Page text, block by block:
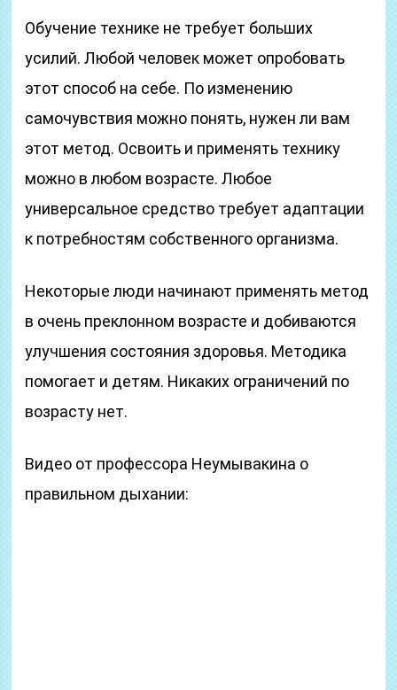
Обучение технике не требует больших
усилий. Любой человек может опробовать
этот способ на себе. По изменению
самочувствия можно понять, нужен ли вам
этот метод. Освоить и применять технику
можно в любом возрасте. Любое
универсальное средство требует адаптации
к потребностям собственного организма.
Некоторые люди начинают применять метод
в очень преклонном возрасте и добиваются
улучшения состояния здоровья. Методика
помогает и детям. Никаких ограничений по
возрасту нет.
Видео от профессора Неумывакина о
правильном дыхании: